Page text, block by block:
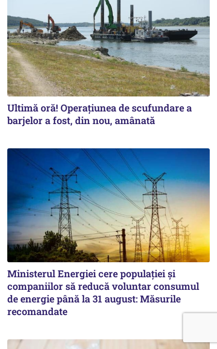
Ultimă oră! Operațiunea de scufundare a
barjelor a fost, din nou, amânată
Ministerul Energiei cere populației și
companiilor să reducă voluntar consumul
de energie până la 31 august: Măsurile
recomandate